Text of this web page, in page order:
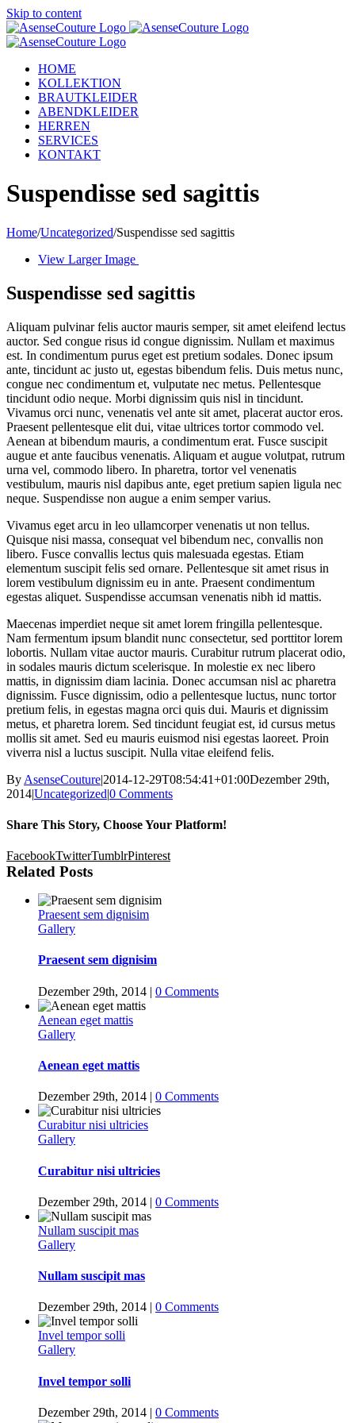
Skip to content
HOME
KOLLEKTION
BRAUTKLEIDER
ABENDKLEIDER
HERREN
SERVICES
KONTAKT
Suspendisse sed sagittis
Home/Uncategorized/Suspendisse sed sagittis
View Larger Image
Suspendisse sed sagittis
Aliquam pulvinar felis auctor mauris semper, sit amet eleifend lectus
auctor. Sed congue risus id congue dignissim. Nullam et maximus
est. In condimentum purus eget est pretium sodales. Donec ipsum
ante, tincidunt ac justo ut, egestas bibendum felis. Duis metus nunc,
congue nec condimentum et, vulputate nec metus. Pellentesque
tincidunt odio neque. Morbi dignissim quis nisl in tincidunt.
Vivamus orci nunc, venenatis vel ante sit amet, placerat auctor eros.
Praesent pellentesque elit dui, vitae ultrices tortor commodo vel.
Aenean at bibendum mauris, a condimentum erat. Fusce suscipit
augue et ante faucibus venenatis. Aliquam et augue volutpat, rutrum
urna vel, commodo libero. In pharetra, tortor vel venenatis
vestibulum, mauris nisl dapibus ante, eget pretium sapien ligula nec
neque. Suspendisse non augue a enim semper varius.
Vivamus eget arcu in leo ullamcorper venenatis ut non tellus.
Quisque nisi massa, consequat vel bibendum nec, convallis non
libero. Fusce convallis lectus quis malesuada egestas. Etiam
elementum suscipit felis sed ornare. Pellentesque sit amet risus in
lorem vestibulum dignissim eu in ante. Praesent condimentum
egestas aliquet. Suspendisse accumsan venenatis nibh id mattis.
Maecenas imperdiet neque sit amet lorem fringilla pellentesque.
Nam fermentum ipsum blandit nunc consectetur, sed porttitor lorem
lobortis. Nullam vitae auctor mauris. Curabitur rutrum placerat odio,
in sodales mauris dictum scelerisque. In molestie ex nec libero
mattis, in dignissim diam lacinia. Donec accumsan nisl ac pharetra
dignissim. Fusce dignissim, odio a pellentesque luctus, nunc tortor
pretium felis, in egestas magna orci quis dui. Mauris et dignissim
metus, et pharetra lorem. Sed tincidunt feugiat est, id cursus metus
mollis sit amet. Sed eu mauris euismod nisi egestas laoreet. Proin
viverra nisl a luctus suscipit. Nulla vitae eleifend felis.
By AsenseCouture|2014-12-29T08:54:41+01:00Dezember 29th,
2014|Uncategorized|0 Comments
Share This Story, Choose Your Platform!
FacebookTwitterTumblrPinterest
Related Posts
Praesent sem dignisim
Gallery
Praesent sem dignisim
Dezember 29th, 2014 | 0 Comments
Aenean eget mattis
Gallery
Aenean eget mattis
Dezember 29th, 2014 | 0 Comments
Curabitur nisi ultricies
Gallery
Curabitur nisi ultricies
Dezember 29th, 2014 | 0 Comments
Nullam suscipit mas
Gallery
Nullam suscipit mas
Dezember 29th, 2014 | 0 Comments
Invel tempor solli
Gallery
Invel tempor solli
Dezember 29th, 2014 | 0 Comments